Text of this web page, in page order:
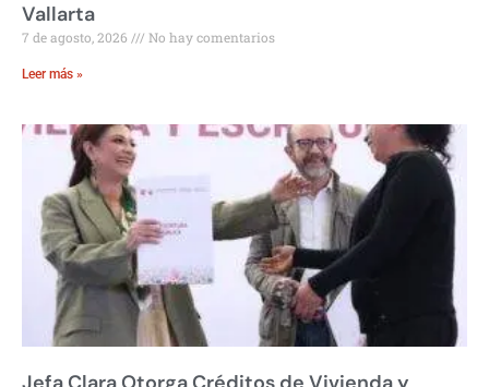
Vallarta
7 de agosto, 2026 No hay comentarios
Leer más »